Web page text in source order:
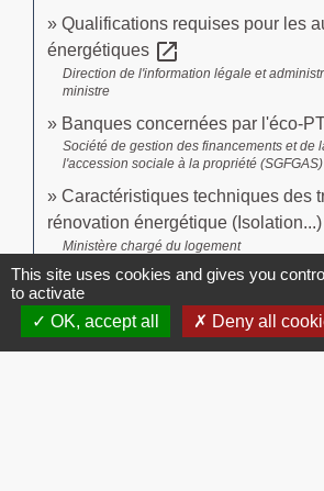
Qualifications requises pour les
énergétiques open_in_new
Direction de l'information légale et
ministre
Banques concernées par l'éco-
Société de gestion des financements et de
l'accession sociale à la propriété (SGFGAS)
Caractéristiques techniques des
rénovation énergétique (Isolation...)
Ministère chargé du logement
Caractéristiques techniques des
performance globaleopen_in_new
Direction de l'information légale et
This site uses cookies and gives you
to activate
OK, accept all
Deny all